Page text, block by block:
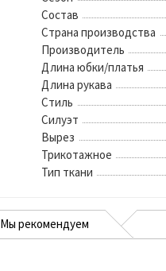
Состав
Страна производства
Производитель
Длина юбки/платья
Длина рукава
Стиль
Силуэт
Вырез
Трикотажное
Тип ткани
Мы рекомендуем